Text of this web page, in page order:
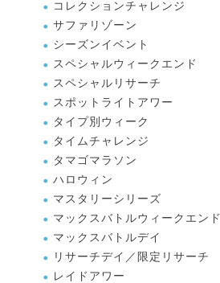
コレクションチャレンジ
サファリゾーン
シーズンイベント
スペシャルウィークエンド
スペシャルリサーチ
スポットライトアワー
タイプ別ウィーク
タイムチャレンジ
タマゴマラソン
ハロウィン
マスタリーシリーズ
マックスバトルウィークエンド
マックスバトルデイ
リサーチデイ／限定リサーチ
レイドアワー